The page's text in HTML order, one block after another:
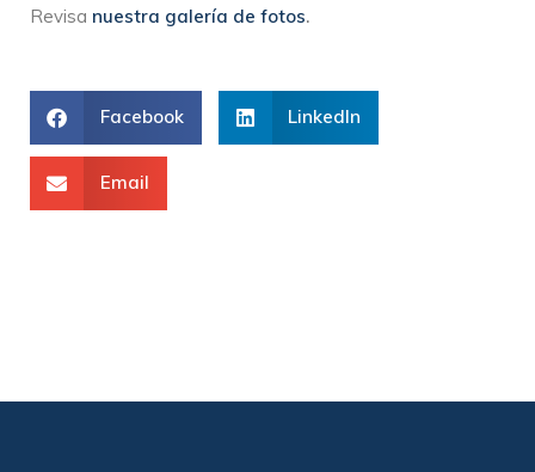
Revisa nuestra galería de fotos.
Facebook LinkedIn
Email